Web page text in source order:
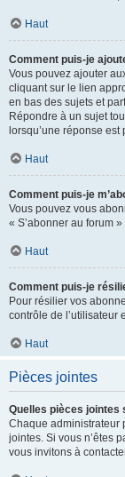
Haut
Comment puis-je
Vous pouvez ajouter
cliquant sur le lien
en bas des sujets et
Répondre à un sujet
lorsqu’une réponse
Haut
Comment puis-je
Vous pouvez vous
« S’abonner au forum
Haut
Comment puis-je
Pour résilier vos
contrôle de l’utilisateur
Haut
Pièces jointes
Quelles pièces jointes
Chaque administrateur
jointes. Si vous n’êtes
vous invitons à